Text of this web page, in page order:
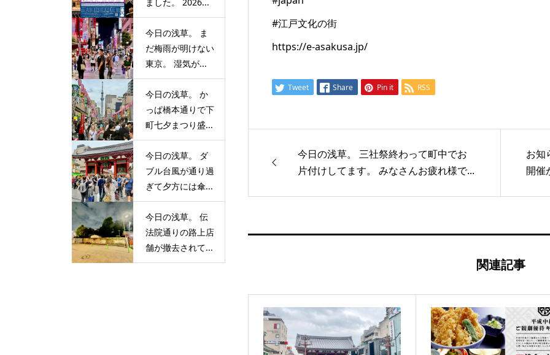
#江戸文化の街
https://e-asakusa.jp/
Tweet Share Pin it RSS
今日の浅草。 三社祭終わって町中でお
片付けしてます。 みなさんお疲れ様で...
お知
開催
関連記事
今日の浅草。 ま
だ梅雨が明けない
東京。 湿気が...
今日の浅草。 か
っぱ橋本通りで下
町七夕まつり盛...
今日の浅草。 ダ
ブル台風が通り過
ぎて夕方には傘...
今日の浅草。 伝
法院通りの路上店
舗が撤去されて...